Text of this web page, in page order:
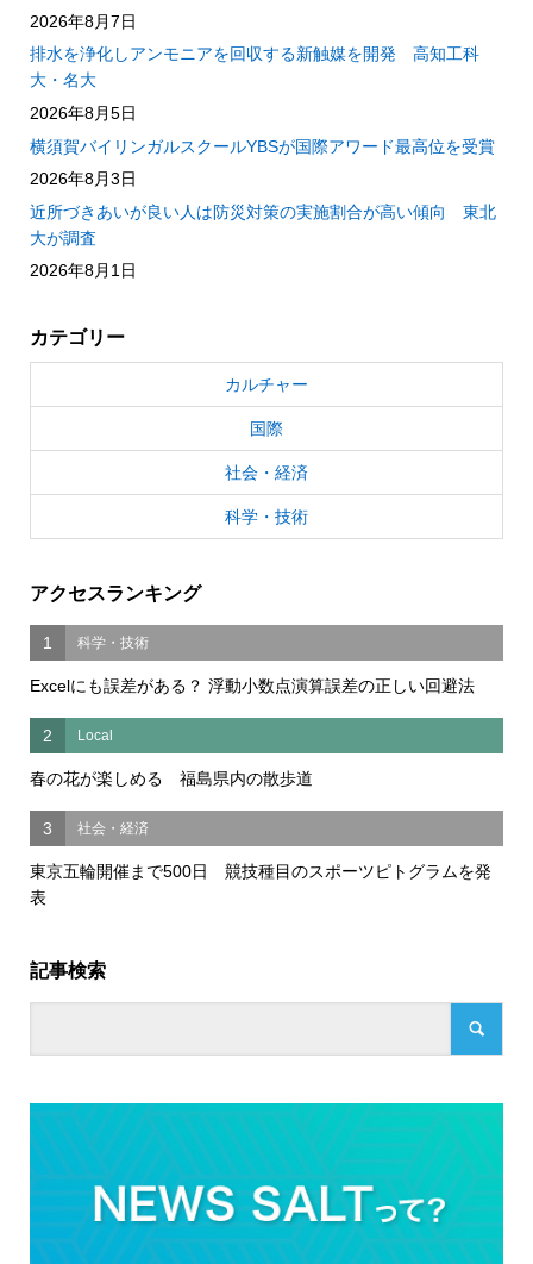
2026年8月7日
排水を浄化しアンモニアを回収する新触媒を開発 高知工科
大・名大
2026年8月5日
横須賀バイリンガルスクールYBSが国際アワード最高位を受賞
2026年8月3日
近所づきあいが良い人は防災対策の実施割合が高い傾向 東北
大が調査
2026年8月1日
カテゴリー
カルチャー
国際
社会・経済
科学・技術
アクセスランキング
1 科学・技術
Excelにも誤差がある？ 浮動小数点演算誤差の正しい回避法
2 Local
春の花が楽しめる 福島県内の散歩道
3 社会・経済
東京五輪開催まで500日 競技種目のスポーツピトグラムを発
表
記事検索